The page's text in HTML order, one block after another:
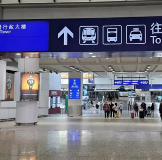
Iniciar sesión
... la comunidad mundial de viajeros